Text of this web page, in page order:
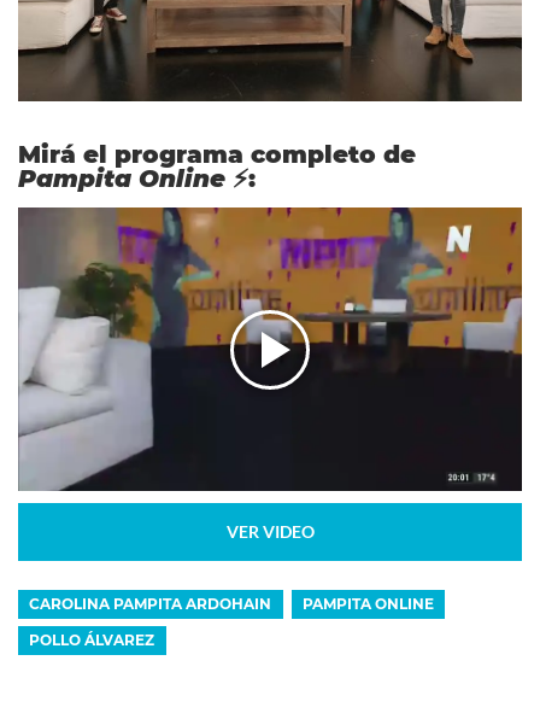
Mirá el programa completo de
Pampita Online ⚡:
VER VIDEO
CAROLINA PAMPITA ARDOHAIN PAMPITA ONLINE
POLLO ÁLVAREZ